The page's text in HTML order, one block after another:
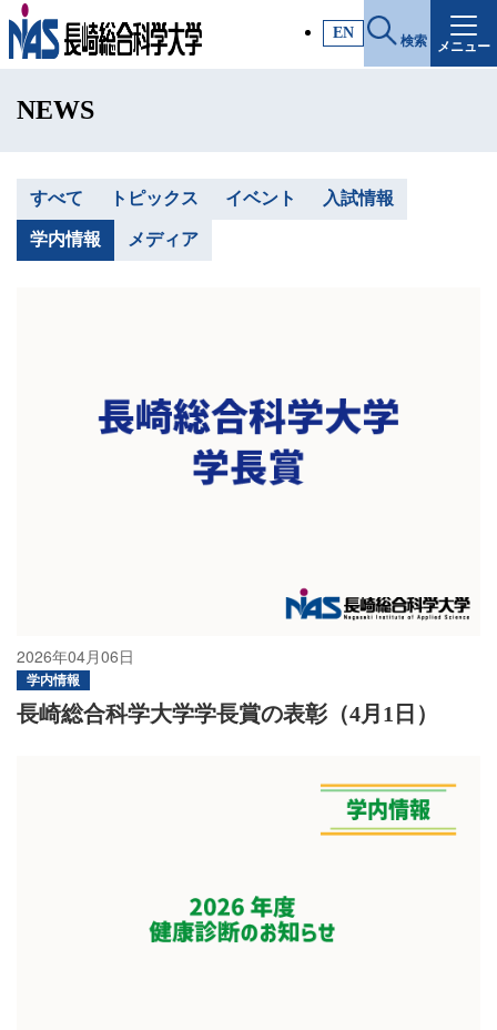
EN 検索 メニュー
施設・アクセス
各種証明書
企業の方
緊急時のお知らせ
閉じる
NEWS
すべて トピックス イベント 入試情報
学内情報 メディア
2026年04月06日
学内情報
長崎総合科学大学学長賞の表彰（4月1日）